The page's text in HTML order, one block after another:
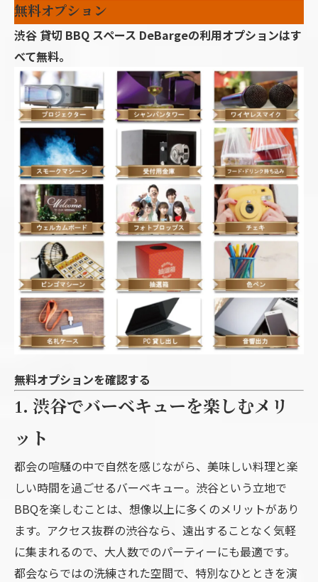
無料オプション
渋谷 貸切 BBQ スペース DeBargeの利用オプションはす
べて無料。
無料オプションを確認する
1. 渋谷でバーベキューを楽しむメリ
ット
都会の喧騒の中で自然を感じながら、美味しい料理と楽
しい時間を過ごせるバーベキュー。渋谷という立地で
BBQを楽しむことは、想像以上に多くのメリットがあり
ます。アクセス抜群の渋谷なら、遠出することなく気軽
に集まれるので、大人数でのパーティーにも最適です。
都会ならではの洗練された空間で、特別なひとときを演